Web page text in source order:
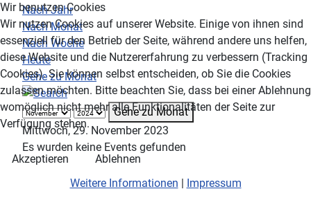
Nach Jahr
Nach Monat
Nach Woche
Heute
Gehe zu Monat
Gehe zu Monat
Mittwoch, 29. November 2023
Es wurden keine Events gefunden
Wir benutzen Cookies
Wir nutzen Cookies auf unserer Website. Einige von ihnen sind
essenziell für den Betrieb der Seite, während andere uns helfen,
diese Website und die Nutzererfahrung zu verbessern (Tracking
Cookies). Sie können selbst entscheiden, ob Sie die Cookies
zulassen möchten. Bitte beachten Sie, dass bei einer Ablehnung
womöglich nicht mehr alle Funktionalitäten der Seite zur
Verfügung stehen.
Akzeptieren
Ablehnen
Weitere Informationen | Impressum